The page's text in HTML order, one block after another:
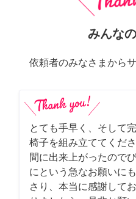
みんな
依頼者のみなさまから
とても手早く、そして
椅子を組み立ててくだ
間に出来上がったので
にという急なお願いに
さり、本当に感謝して